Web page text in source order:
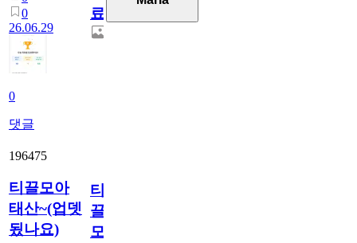
0
26.06.29
0
댓글
료
196475
티끌모아
태산~(업뎃
됬나요)
티
끌
모